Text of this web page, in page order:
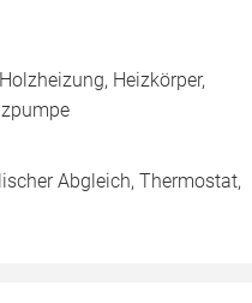
Heizkörper,
Abgleich, Thermostat,